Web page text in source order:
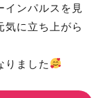
インパルスを見
気に立ち上がら
りました